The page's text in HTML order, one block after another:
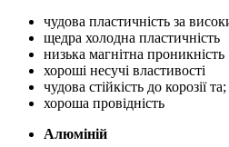
чудова пластичність за
щедра холодна пластичність
низька магнітна проникність
хороші несучі властивості
чудова стійкість до корозії та;
хороша провідність
Алюміній